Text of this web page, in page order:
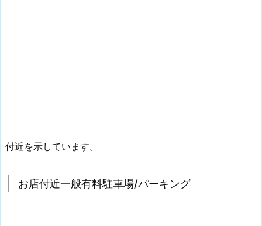
付近を示しています。
お店付近一般有料駐車場/パーキング